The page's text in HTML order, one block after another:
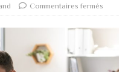
Commentaires fermés